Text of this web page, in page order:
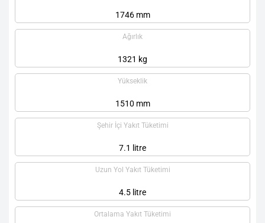
1746 mm
Ağırlık
1321 kg
Yükseklik
1510 mm
Şehir İçi Yakıt Tüketimi
7.1 litre
Uzun Yol Yakıt Tüketimi
4.5 litre
Ortalama Yakıt Tüketimi